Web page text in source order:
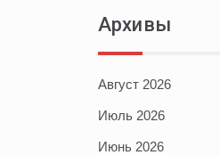
Архивы
Август 2026
Июль 2026
Июнь 2026